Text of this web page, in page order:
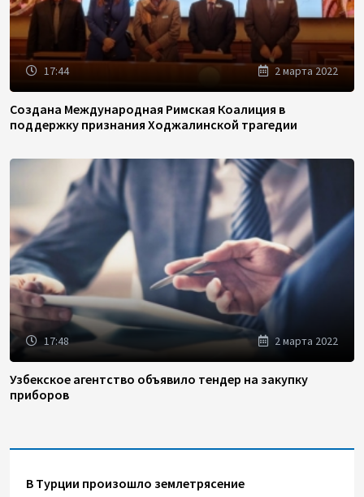
17:44 2 марта 2022
Создана Международная Римская Коалиция в
поддержку признания Ходжалинской трагедии
17:48 2 марта 2022
Узбекское агентство объявило тендер на закупку
приборов
В Турции произошло землетрясение